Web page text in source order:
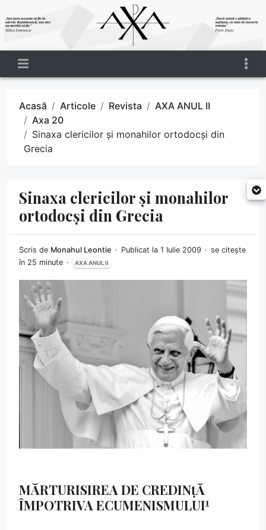
Acasă Articole Revista
AXA ANUL II
Axa 20
Sinaxa clericilor și monahilor ortodocși din
Grecia
Sinaxa clericilor și monahilor
ortodocși din Grecia
Scris de Monahul Leontie Publicat la 1 Iulie 2009
se citește
în 25 minute
AXA ANUL II
MĂRTURISIREA DE CREDINțĂ
ÎMPOTRIVA ECUMENISMULUI1